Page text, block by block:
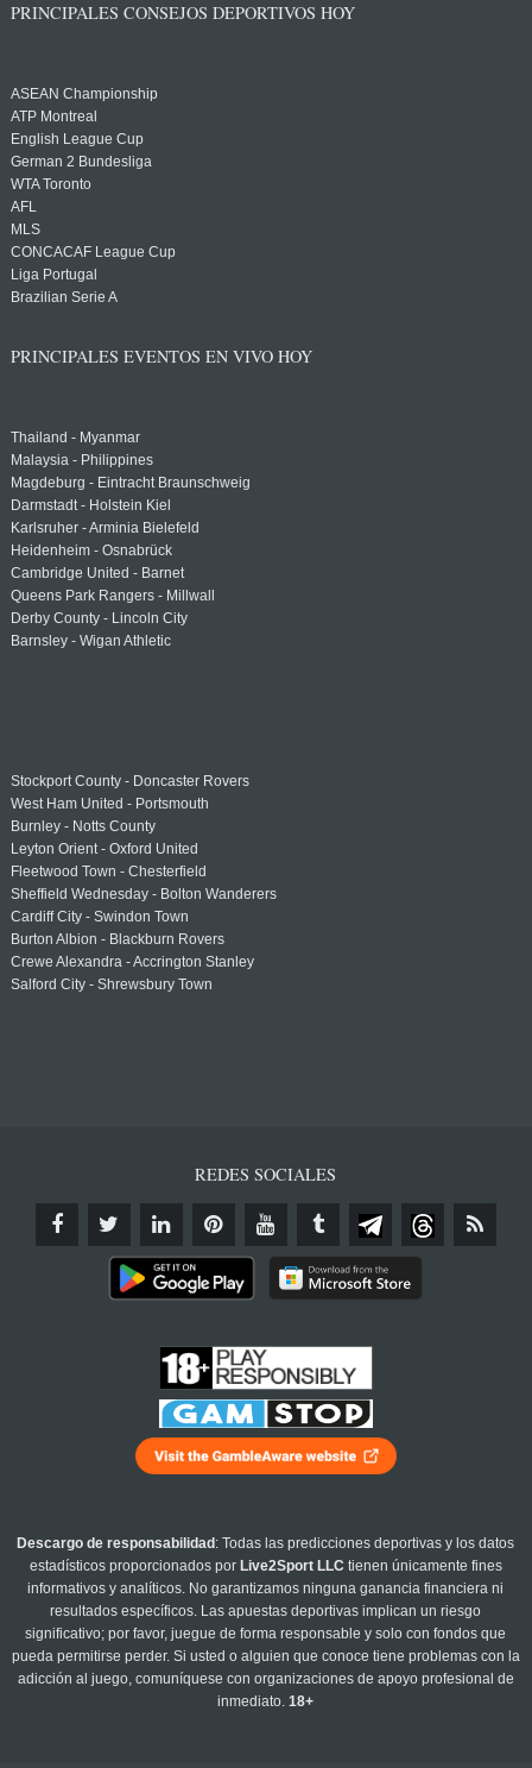
PRINCIPALES CONSEJOS DEPORTIVOS HOY
ASEAN Championship
ATP Montreal
English League Cup
German 2 Bundesliga
WTA Toronto
AFL
MLS
CONCACAF League Cup
Liga Portugal
Brazilian Serie A
PRINCIPALES EVENTOS EN VIVO HOY
Thailand - Myanmar
Malaysia - Philippines
Magdeburg - Eintracht Braunschweig
Darmstadt - Holstein Kiel
Karlsruher - Arminia Bielefeld
Heidenheim - Osnabrück
Cambridge United - Barnet
Queens Park Rangers - Millwall
Derby County - Lincoln City
Barnsley - Wigan Athletic
Stockport County - Doncaster Rovers
West Ham United - Portsmouth
Burnley - Notts County
Leyton Orient - Oxford United
Fleetwood Town - Chesterfield
Sheffield Wednesday - Bolton Wanderers
Cardiff City - Swindon Town
Burton Albion - Blackburn Rovers
Crewe Alexandra - Accrington Stanley
Salford City - Shrewsbury Town
REDES SOCIALES
Descargo de responsabilidad : Todas las predicciones deportivas y los datos
estadísticos proporcionados por Live2Sport LLC tienen únicamente fines
informativos y analíticos. No garantizamos ninguna ganancia financiera ni
resultados específicos. Las apuestas deportivas implican un riesgo
significativo; por favor, juegue de forma responsable y solo con fondos que
pueda permitirse perder. Si usted o alguien que conoce tiene problemas con la
adicción al juego, comuníquese con organizaciones de apoyo profesional de
inmediato.18+